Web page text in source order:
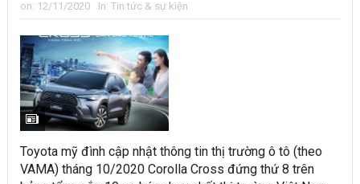
on: 12/11/2020 In: Tin tức & sự kiện
Toyota mỹ đình cập nhật thông tin thị trường ô tô (theo
VAMA) tháng 10/2020 Corolla Cross đứng thứ 8 trên